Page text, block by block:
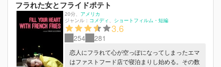
フラれた女とフライドポテト
20分
アメリカ
ジャンル： コメディ ショートフィルム・短編
3.6
254 281
恋人にフラれて心が空っぽになってしまったエマ
はファストフード店で寝泊まりし始める。その数